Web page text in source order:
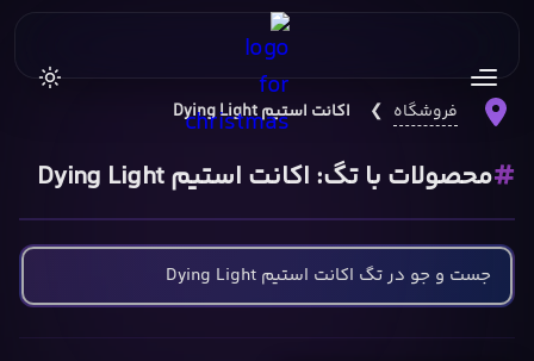
فروشگاه ❯ اکانت استیم Dying Light
محصولات با تگ: اکانت استیم Dying Light